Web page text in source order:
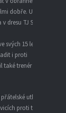
dobře. U
TJ SK
15 letech
i proti
také trenér
utkání,
proti týmu